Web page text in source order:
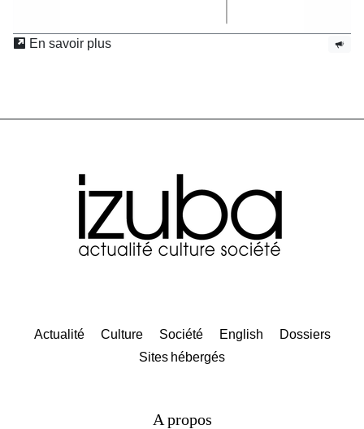
En savoir plus
Actualité Culture Société English
Dossiers
Sites hébergés
A propos